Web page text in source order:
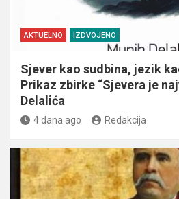
AKTUELNO IZDVOJENO
Sjever kao sudbina, jezik
Prikaz zbirke “Sjevera je
Delalića
4 dana ago Redakcija